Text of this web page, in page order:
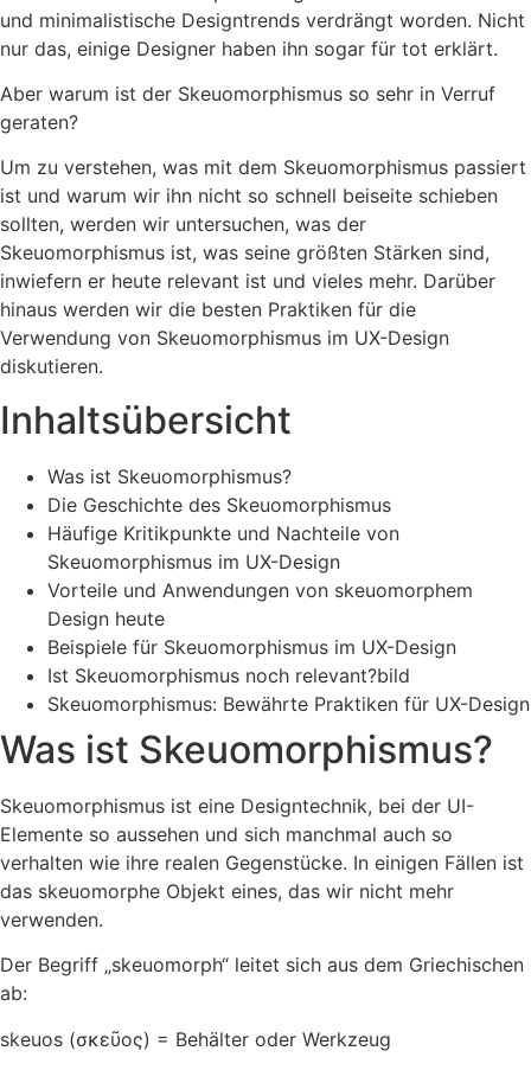
und minimalistische Designtrends verdrängt worden. Nicht
nur das, einige Designer haben ihn sogar für tot erklärt.
Aber warum ist der Skeuomorphismus so sehr in Verruf
geraten?
Um zu verstehen, was mit dem Skeuomorphismus passiert
ist und warum wir ihn nicht so schnell beiseite schieben
sollten, werden wir untersuchen, was der
Skeuomorphismus ist, was seine größten Stärken sind,
inwiefern er heute relevant ist und vieles mehr. Darüber
hinaus werden wir die besten Praktiken für die
Verwendung von Skeuomorphismus im UX-Design
diskutieren.
Inhaltsübersicht
Was ist Skeuomorphismus?
Die Geschichte des Skeuomorphismus
Häufige Kritikpunkte und Nachteile von
Skeuomorphismus im UX-Design
Vorteile und Anwendungen von skeuomorphem
Design heute
Beispiele für Skeuomorphismus im UX-Design
Ist Skeuomorphismus noch relevant?bild
Skeuomorphismus: Bewährte Praktiken für UX-Design
Was ist Skeuomorphismus?
Skeuomorphismus ist eine Designtechnik, bei der UI-
Elemente so aussehen und sich manchmal auch so
verhalten wie ihre realen Gegenstücke. In einigen Fällen ist
das skeuomorphe Objekt eines, das wir nicht mehr
verwenden.
Der Begriff „skeuomorph“ leitet sich aus dem Griechischen
ab:
skeuos (σκεῦος) = Behälter oder Werkzeug